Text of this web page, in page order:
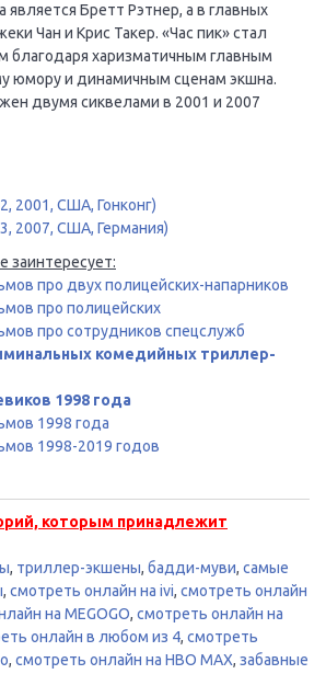
Бретт Рэтнер, а в главных
Чан и Крис Такер. «Час пик» стал
харизматичным главным
юмору и динамичным сценам экшна.
двумя сиквелами в 2001 и 2007
2001, США, Гонконг)
2007, США, Германия)
заинтересует:
про двух полицейских-напарников
про полицейских
про сотрудников спецслужб
комедийных триллер-
1998 года
1998 года
1998-2019 годов
которым принадлежит
, триллер-экшены, бадди-муви, самые
, смотреть онлайн на ivi, смотреть онлайн
на MEGOGO, смотреть онлайн на
онлайн в любом из 4, смотреть
, смотреть онлайн на HBO MAX, забавные